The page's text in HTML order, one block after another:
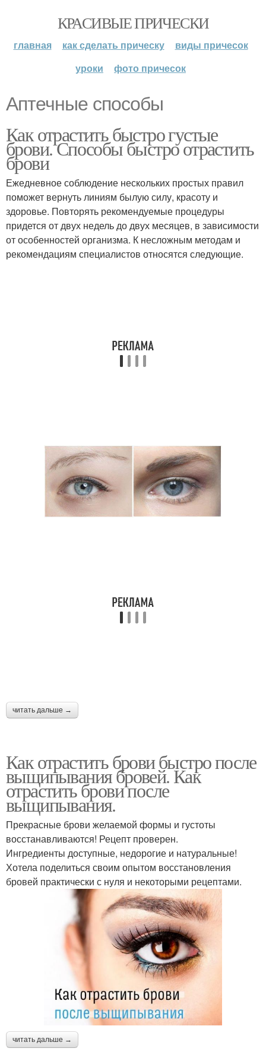
КРАСИВЫЕ ПРИЧЕСКИ
главная как сделать прическу
виды причесок
уроки
фото причесок
Аптечные способы
Как отрастить быстро густые
брови. Способы быстро отрастить
брови
Ежедневное соблюдение нескольких простых правил
поможет вернуть линиям былую силу, красоту и
здоровье. Повторять рекомендуемые процедуры
придется от двух недель до двух месяцев, в зависимости
от особенностей организма. К несложным методам и
рекомендациям специалистов относятся следующие.
читать дальше →
Как отрастить брови быстро после
выщипывания бровей. Как
отрастить брови после
выщипывания.
Прекрасные брови желаемой формы и густоты
восстанавливаются! Рецепт проверен.
Ингредиенты доступные, недорогие и натуральные!
Хотела поделиться своим опытом восстановления
бровей практически с нуля и некоторыми рецептами.
читать дальше →